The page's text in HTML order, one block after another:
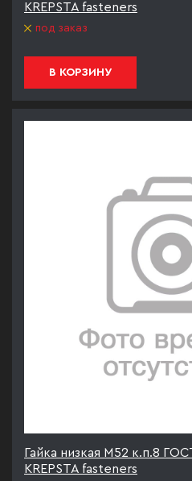
KREPSTA fasteners
под заказ
В КОРЗИНУ
Гайка низкая М52 к.п.8
KREPSTA fasteners